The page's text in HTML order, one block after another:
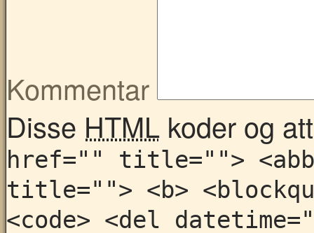
Kommentar
Disse HTML koder og
href="" title="">
title=""> <b>
<code> <del